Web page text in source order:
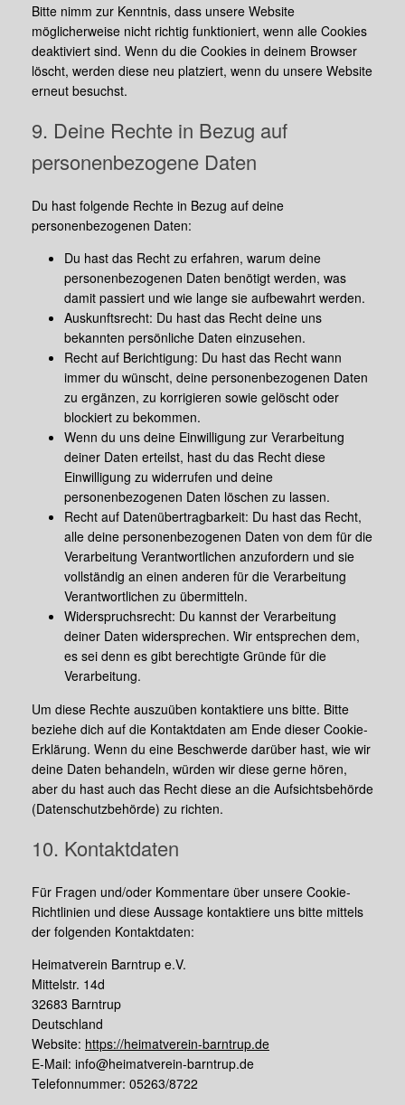
Bitte nimm zur Kenntnis, dass unsere Website
möglicherweise nicht richtig funktioniert, wenn alle Cookies
deaktiviert sind. Wenn du die Cookies in deinem Browser
löscht, werden diese neu platziert, wenn du unsere Website
erneut besuchst.
9. Deine Rechte in Bezug auf
personenbezogene Daten
Du hast folgende Rechte in Bezug auf deine
personenbezogenen Daten:
Du hast das Recht zu erfahren, warum deine
personenbezogenen Daten benötigt werden, was
damit passiert und wie lange sie aufbewahrt werden.
Auskunftsrecht: Du hast das Recht deine uns
bekannten persönliche Daten einzusehen.
Recht auf Berichtigung: Du hast das Recht wann
immer du wünscht, deine personenbezogenen Daten
zu ergänzen, zu korrigieren sowie gelöscht oder
blockiert zu bekommen.
Wenn du uns deine Einwilligung zur Verarbeitung
deiner Daten erteilst, hast du das Recht diese
Einwilligung zu widerrufen und deine
personenbezogenen Daten löschen zu lassen.
Recht auf Datenübertragbarkeit: Du hast das Recht,
alle deine personenbezogenen Daten von dem für die
Verarbeitung Verantwortlichen anzufordern und sie
vollständig an einen anderen für die Verarbeitung
Verantwortlichen zu übermitteln.
Widerspruchsrecht: Du kannst der Verarbeitung
deiner Daten widersprechen. Wir entsprechen dem,
es sei denn es gibt berechtigte Gründe für die
Verarbeitung.
Um diese Rechte auszuüben kontaktiere uns bitte. Bitte
beziehe dich auf die Kontaktdaten am Ende dieser Cookie-
Erklärung. Wenn du eine Beschwerde darüber hast, wie wir
deine Daten behandeln, würden wir diese gerne hören,
aber du hast auch das Recht diese an die Aufsichtsbehörde
(Datenschutzbehörde) zu richten.
10. Kontaktdaten
Für Fragen und/oder Kommentare über unsere Cookie-
Richtlinien und diese Aussage kontaktiere uns bitte mittels
der folgenden Kontaktdaten:
Heimatverein Barntrup e.V.
Mittelstr. 14d
32683 Barntrup
Deutschland
Website: https://heimatverein-barntrup.de
E-Mail: info@heimatverein-barntrup.de
Telefonnummer: 05263/8722